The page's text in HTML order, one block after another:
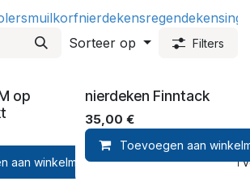
muilkorfnierdekensregendeken
Sorteer op
Filters
op
aan winkelmandje Toevoegen aan
nierdeken Finntack
35,00 €
Toevoegen aan